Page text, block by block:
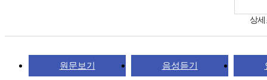
상
원문보기 음성듣기